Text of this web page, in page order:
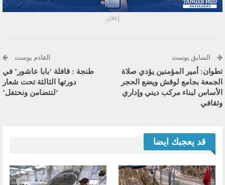
إعلان
السابق بوست
تطوان: أمير المؤمنين يؤدي صلاة
الجمعة بجامع لوقش ويضع الحجر
الأساس لبناء مركب ديني وإداري
وثقافي
القادم بوست
طنجة : قافلة ‘بابا عاشور’ في
دورتها الثالثة تحت شعار
‘لنتضامن ونحتفل’
قد يعجبك ايضا